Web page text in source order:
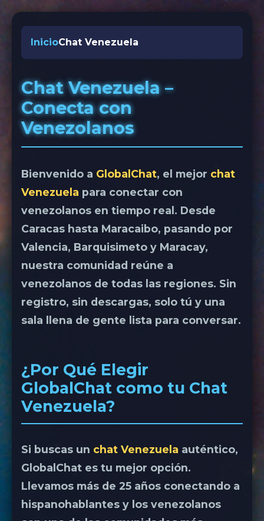
InicioChat Venezuela
Chat Venezuela –
Conecta con
Venezolanos
Bienvenido a GlobalChat, el mejor chat
Venezuela para conectar con
venezolanos en tiempo real. Desde
Caracas hasta Maracaibo, pasando por
Valencia, Barquisimeto y Maracay,
nuestra comunidad reúne a
venezolanos de todas las regiones. Sin
registro, sin descargas, solo tú y una
sala llena de gente lista para conversar.
¿Por Qué Elegir
GlobalChat como tu Chat
Venezuela?
Si buscas un chat Venezuela auténtico,
GlobalChat es tu mejor opción.
Llevamos más de 25 años conectando a
hispanohablantes y los venezolanos